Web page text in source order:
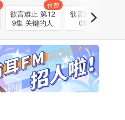
欲言难止 第12
9集 关键的人
付费
欲言难止 第13
0集 吃饭